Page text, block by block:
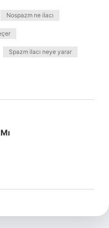
Nospazm ne ilacı
Spazm ilacı neye yarar